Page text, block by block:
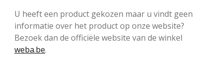
U heeft een product gekozen maar u vindt geen
informatie over het product op onze website?
Bezoek dan de officiële website van de winkel
weba.be.